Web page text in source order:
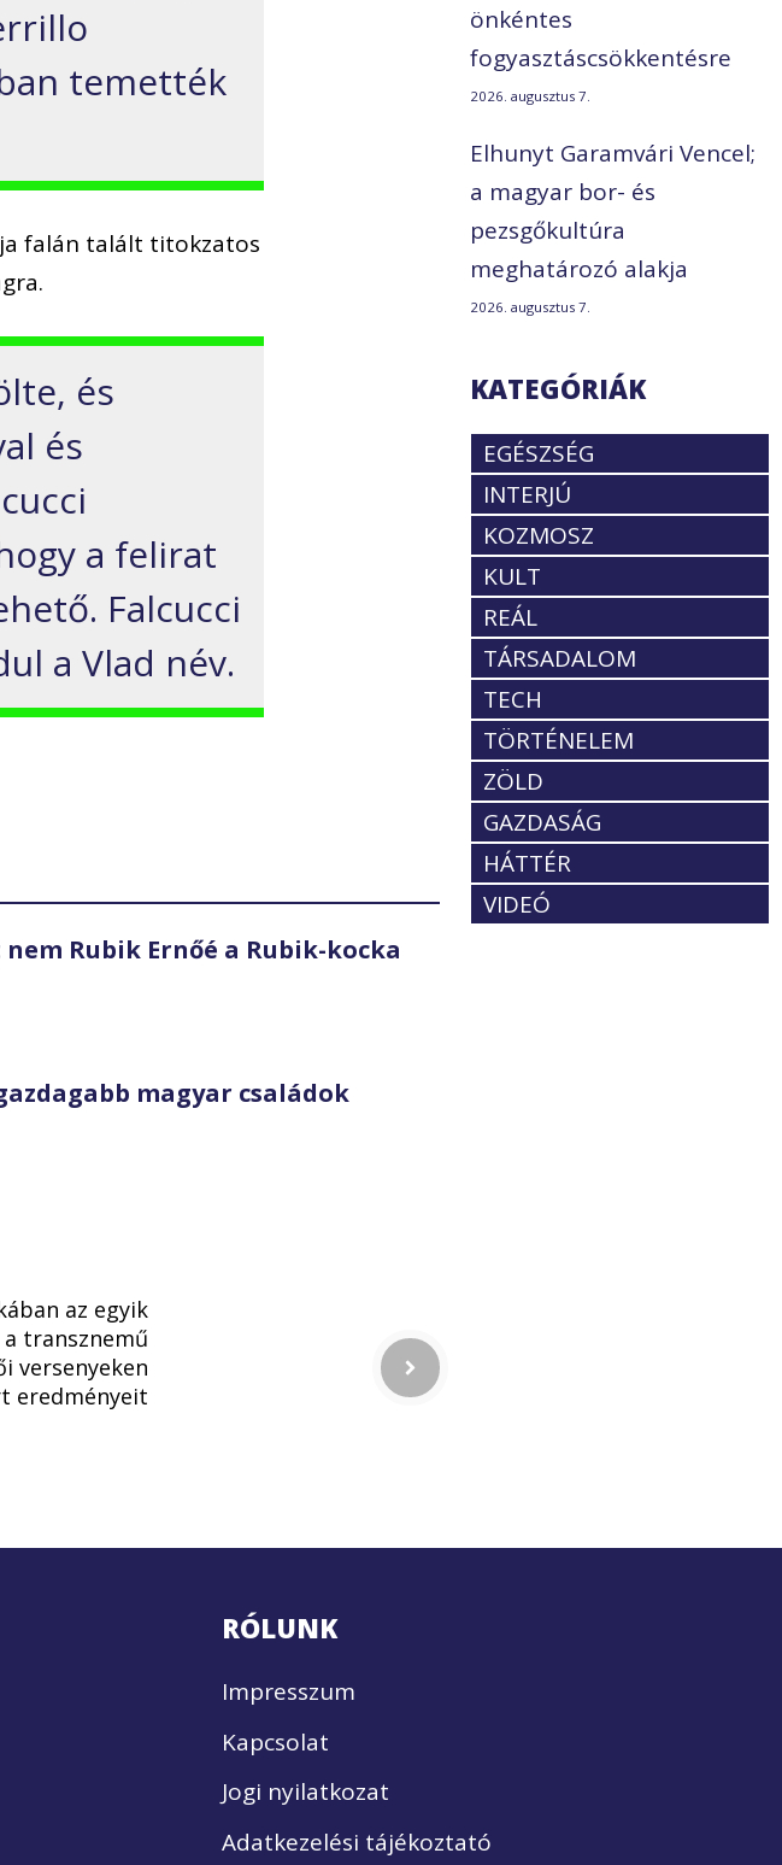
temették
falán talált titokzatos
és
és
a felirat
Falcucci
a Vlad név.
Rubik Ernőé a Rubik-kocka
magyar családok
önkéntes
fogyasztáscsökkentésre
2026. augusztus 7.
Elhunyt Garamvári Vencel;
a magyar bor- és
pezsgőkultúra
meghatározó alakja
2026. augusztus 7.
KATEGÓRIÁK
EGÉSZSÉG
INTERJÚ
KOZMOSZ
KULT
REÁL
TÁRSADALOM
TECH
TÖRTÉNELEM
ZÖLD
GAZDASÁG
HÁTTÉR
VIDEÓ
az egyik
transznemű
versenyeken
eredményeit
RÓLUNK
Impresszum
Kapcsolat
Jogi nyilatkozat
Adatkezelési tájékoztató